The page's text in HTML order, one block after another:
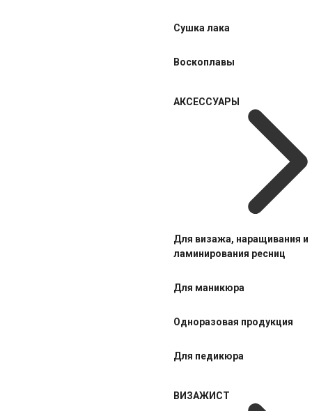
Сушка лака
Воскоплавы
АКСЕССУАРЫ
Для визажа, наращивания и
ламинирования ресниц
Для маникюра
Одноразовая продукция
Для педикюра
ВИЗАЖИСТ